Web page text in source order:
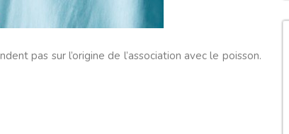
pas sur l’origine de l’association avec le poisson.